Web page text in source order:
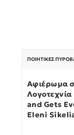
ΠΟΙΗΤΙΚΈΣ
Αφιέρωμα
and Gets
Eleni